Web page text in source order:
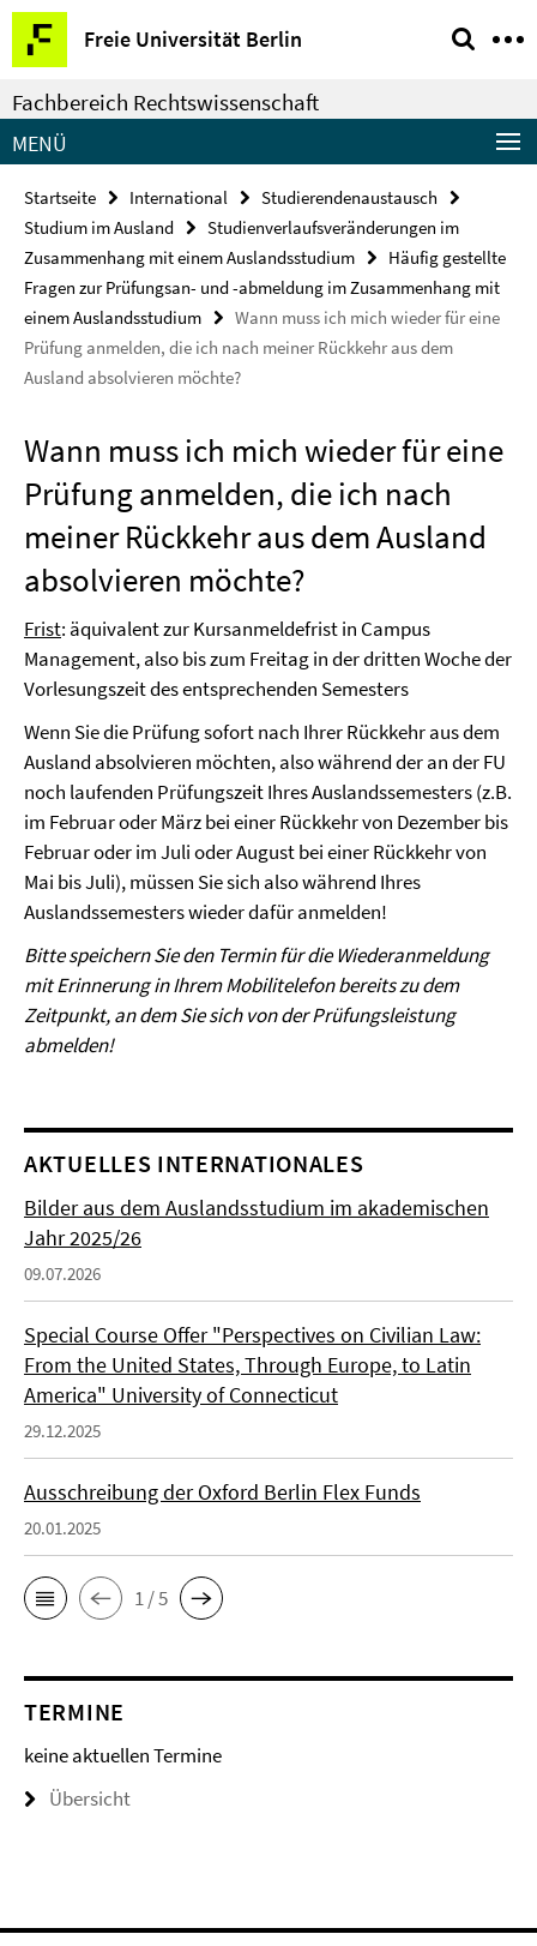
Springe
direkt
zu
Inhalt
Freie Universität Berlin
Service-
Navigation
Fachbereich Rechtswissenschaft
MENÜ
Startseite International
Studierendenaustausch
Studium im Ausland
Studienverlaufsveränderungen im
Zusammenhang mit einem Auslandsstudium
Häufig gestellte
Fragen zur Prüfungsan- und -abmeldung im Zusammenhang mit
einem Auslandsstudium
Wann muss ich mich wieder für eine
Prüfung anmelden, die ich nach meiner Rückkehr aus dem
Ausland absolvieren möchte?
Wann muss ich mich wieder für eine
Prüfung anmelden, die ich nach
meiner Rückkehr aus dem Ausland
absolvieren möchte?
Frist: äquivalent zur Kursanmeldefrist in Campus
Management, also bis zum Freitag in der dritten Woche der
Vorlesungszeit des entsprechenden Semesters
Wenn Sie die Prüfung sofort nach Ihrer Rückkehr aus dem
Ausland absolvieren möchten, also während der an der FU
noch laufenden Prüfungszeit Ihres Auslandssemesters (z.B.
im Februar oder März bei einer Rückkehr von Dezember bis
Februar oder im Juli oder August bei einer Rückkehr von
Mai bis Juli), müssen Sie sich also während Ihres
Auslandssemesters wieder dafür anmelden!
Bitte speichern Sie den Termin für die Wiederanmeldung
mit Erinnerung in Ihrem Mobilitelefon bereits zu dem
Zeitpunkt, an dem Sie sich von der Prüfungsleistung
abmelden!
AKTUELLES INTERNATIONALES
Bilder aus dem Auslandsstudium im akademischen
Jahr 2025/26
09.07.2026
Special Course Offer "Perspectives on Civilian Law:
From the United States, Through Europe, to Latin
America" University of Connecticut
29.12.2025
Ausschreibung der Oxford Berlin Flex Funds
20.01.2025
1 / 5
TERMINE
keine aktuellen Termine
Übersicht